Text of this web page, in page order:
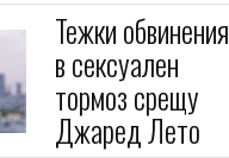
Тежки обвинения
в сексуален
тормоз срещу
Джаред Лето